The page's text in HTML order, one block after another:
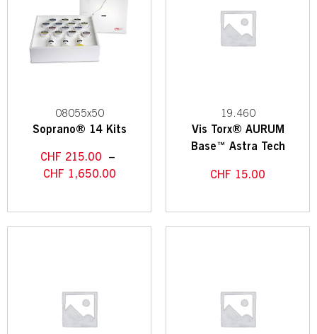
08055x50
Soprano® 14 Kits
CHF 215.00 –
CHF 1,650.00
19.460
Vis Torx® AURUM
Base™ Astra Tech
CHF 15.00